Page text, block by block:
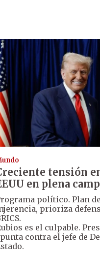
tensión
en plena
político. Plan
prioriza
es el culpable.
contra el jefe de